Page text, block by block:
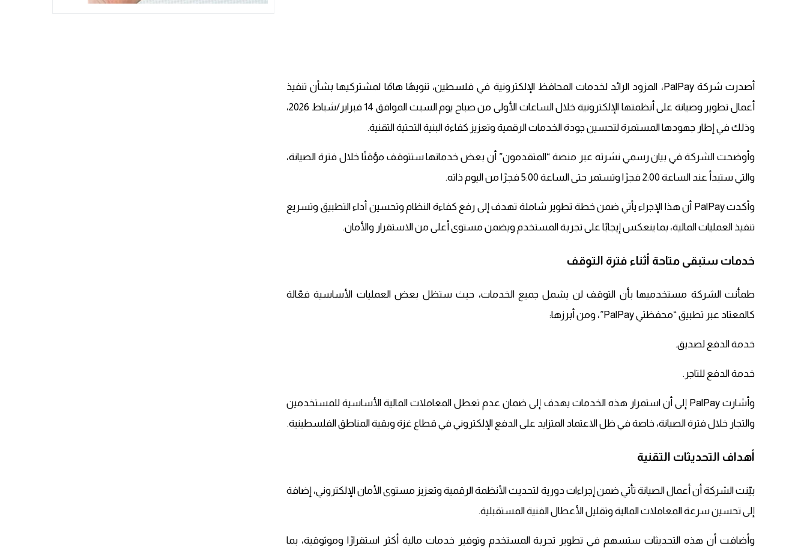
أصدرت شركة PalPay، المزود الرائد لخدمات المحافظ الإلكترونية في فلسطين، تنويهًا هامًا لمشتركيها بشأن تنفيذ
أعمال تطوير وصيانة على أنظمتها الإلكترونية خلال الساعات الأولى من صباح يوم السبت الموافق 14 فبراير/شباط 2026،
وذلك في إطار جهودها المستمرة لتحسين جودة الخدمات الرقمية وتعزيز كفاءة البنية التحتية التقنية.
وأوضحت الشركة في بيان رسمي نشرته عبر منصة “المتقدمون” أن بعض خدماتها ستتوقف مؤقتًا خلال فترة الصيانة،
والتي ستبدأ عند الساعة 2:00 فجرًا وتستمر حتى الساعة 5:00 فجرًا من اليوم ذاته.
وأكدت PalPay أن هذا الإجراء يأتي ضمن خطة تطوير شاملة تهدف إلى رفع كفاءة النظام وتحسين أداء التطبيق وتسريع
تنفيذ العمليات المالية، بما ينعكس إيجابًا على تجربة المستخدم ويضمن مستوى أعلى من الاستقرار والأمان.
خدمات ستبقى متاحة أثناء فترة التوقف
طمأنت الشركة مستخدميها بأن التوقف لن يشمل جميع الخدمات، حيث ستظل بعض العمليات الأساسية فعّالة
كالمعتاد عبر تطبيق “محفظتي PalPay”، ومن أبرزها:
خدمة الدفع لصديق.
خدمة الدفع للتاجر.
وأشارت PalPay إلى أن استمرار هذه الخدمات يهدف إلى ضمان عدم تعطل المعاملات المالية الأساسية للمستخدمين
والتجار خلال فترة الصيانة، خاصة في ظل الاعتماد المتزايد على الدفع الإلكتروني في قطاع غزة وبقية المناطق الفلسطينية.
أهداف التحديثات التقنية
بيّنت الشركة أن أعمال الصيانة تأتي ضمن إجراءات دورية لتحديث الأنظمة الرقمية وتعزيز مستوى الأمان الإلكتروني، إضافة
إلى تحسين سرعة المعاملات المالية وتقليل الأعطال الفنية المستقبلية.
وأضافت أن هذه التحديثات ستسهم في تطوير تجربة المستخدم وتوفير خدمات مالية أكثر استقرارًا وموثوقية، بما